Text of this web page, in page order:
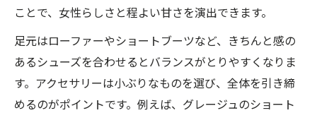
ことで、女性らしさと程よい甘さを演出できます。
足元はローファーやショートブーツなど、きちんと感の
あるシューズを合わせるとバランスがとりやすくなりま
す。アクセサリーは小ぶりなものを選び、全体を引き締
めるのがポイントです。例えば、グレージュのショート